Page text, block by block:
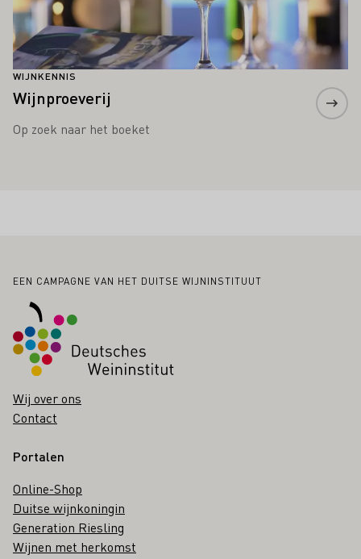
WIJNKENNIS
Wijnproeverij
Op zoek naar het boeket
Voettekst
EEN CAMPAGNE VAN HET DUITSE WIJNINSTITUUT
Wij over ons
Contact
Portalen
Online-Shop
Duitse wijnkoningin
Generation Riesling
Wijnen met herkomst